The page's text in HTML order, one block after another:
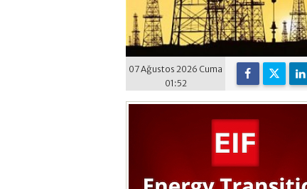
07 Ağustos 2026 Cuma
01:52